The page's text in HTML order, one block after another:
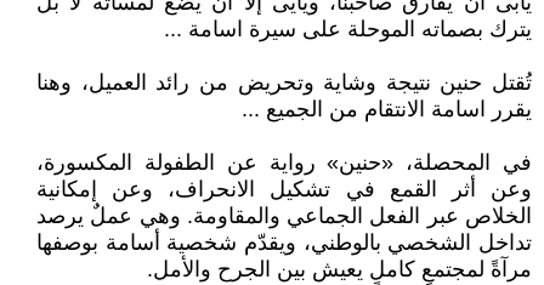
يترك بصماته الموحلة على سيرة اسامة ...
تُقتل حنين نتيجة وشاية وتحريض من رائد العميل، وهنا
يقرر اسامة الانتقام من الجميع ...
في المحصلة، «حنين» رواية عن الطفولة المكسورة،
وعن أثر القمع في تشكيل الانحراف، وعن إمكانية
الخلاص عبر الفعل الجماعي والمقاومة. وهي عملٌ يرصد
تداخل الشخصي بالوطني، ويقدّم شخصية أسامة بوصفها
مرآةً لمجتمعٍ كاملٍ يعيش بين الجرح والأمل.